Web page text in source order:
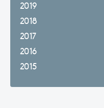
2019
2018
2017
2016
2015